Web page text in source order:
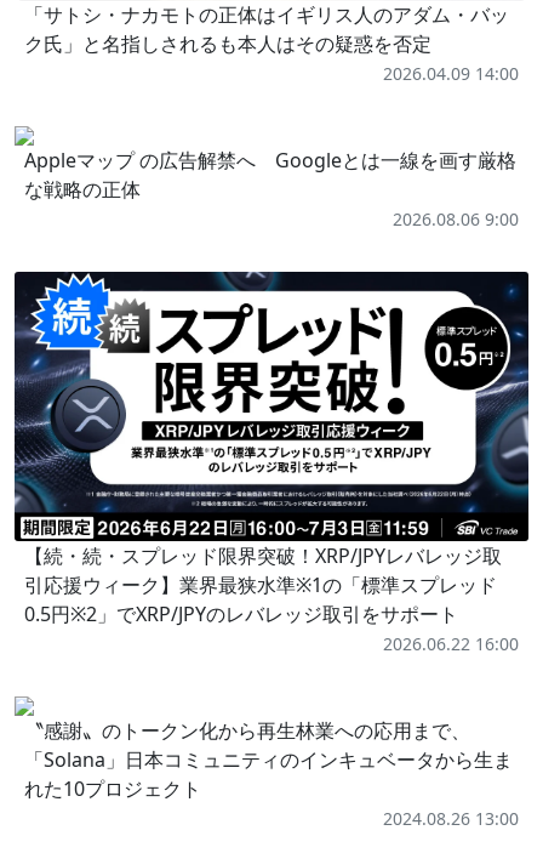
「サトシ・ナカモトの正体はイギリス人のアダム・バッ
ク氏」と名指しされるも本人はその疑惑を否定
2026.04.09 14:00
Appleマップ の広告解禁へ Googleとは一線を画す厳格
な戦略の正体
2026.08.06 9:00
【続・続・スプレッド限界突破！XRP/JPYレバレッジ取
引応援ウィーク】業界最狭水準※1の「標準スプレッド
0.5円※2」でXRP/JPYのレバレッジ取引をサポート
2026.06.22 16:00
〝感謝〟のトークン化から再生林業への応用まで、
「Solana」日本コミュニティのインキュベータから生ま
れた10プロジェクト
2024.08.26 13:00